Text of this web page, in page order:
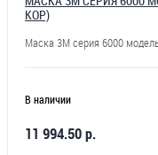
КОР)
Маска 3М серия 6000
В наличии
11 994.50 р.